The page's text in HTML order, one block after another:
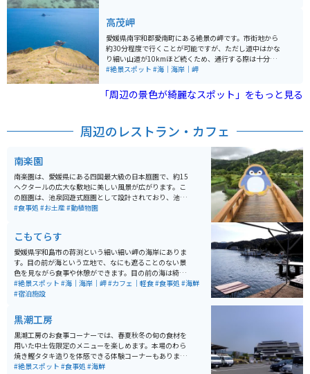
すが、無料でも展望台まで行けます。
高茂岬
愛媛県南宇和郡愛南町にある絶景の岬です。市街地から
約30分程度で行くことが可能ですが、ただし道中はかな
り細い山道が10kmほど続くため、通行する際は十分に
注意しながら走行する必要があります。 展望台から眺め
トラストになっていてとても綺麗です。西側に向かって
突き出しているので、夕景も絶景です。
#絶景スポット #海｜海岸｜岬
「周辺の景色が綺麗なスポット」をもっと見る
周辺のレストラン・カフェ
南楽園
南楽園は、愛媛県にある四国最大級の日本庭園で、約15
ヘクタールの広大な敷地に美しい風景が広がります。こ
の庭園は、池泉回遊式庭園として設計されており、池や
小川、四季折々の花々がとてもきれいです。春には桜や
は、茶室「山荘」や展望台もあり、静かな環境でゆっく
りとした時間を過ごすことができます。また、季節ごと
に開催される花のイベントや茶会、庭園ライトアップな
ども見どころの一つです。自然の美しさと日本の伝統美
を感じられる南楽園は、リラックスしたひとときを過ご
すのに最適なスポットです。
#食事処 #お土産#動植物園
こもてらす
愛媛県宇和島市の蒋渕という細い細い岬の海岸にありま
す。目の前が海という立地で、なにも遮ることのない景
色を見ながら食事や休憩ができます。目の前の海は綺麗
で少し覗き込めば泳いでる魚が見えるほど。新鮮な海の
幸をいただき、のんびりと海を楽しむことのできる場所
#絶景スポット #海｜海岸｜岬#カフェ｜軽食#食事処 #海鮮
#宿泊施設
黒潮工房
黒潮工房のお食事コーナーでは、春夏秋冬の旬の食材を
用いた中土佐限定のメニューを楽しめます。本場のわら
焼き鰹タタキ造りを体感できる体験コーナーもありま
す。かつおのタタキ体験の場所からは、漁師町・久礼の
#絶景スポット #食事処 #海鮮